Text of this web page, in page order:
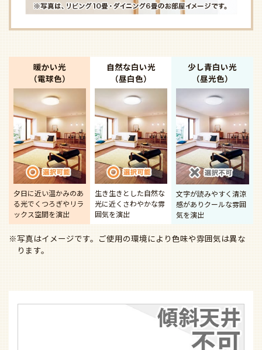
暖かい光
（電球色）
夕日に近い温かみのあ
る光でくつろぎやリラ
ックス空間を演出
自然な白い光
（昼白色）
生き生きとした自然な
光に近く さわやかな雰
囲気を演出
少し青白い光
（昼光色）
文字が読みやすく清涼
感がありクールな雰囲
気を演出
※写真はイメージです。ご使用の環境により色味や雰囲気は異な
ります。